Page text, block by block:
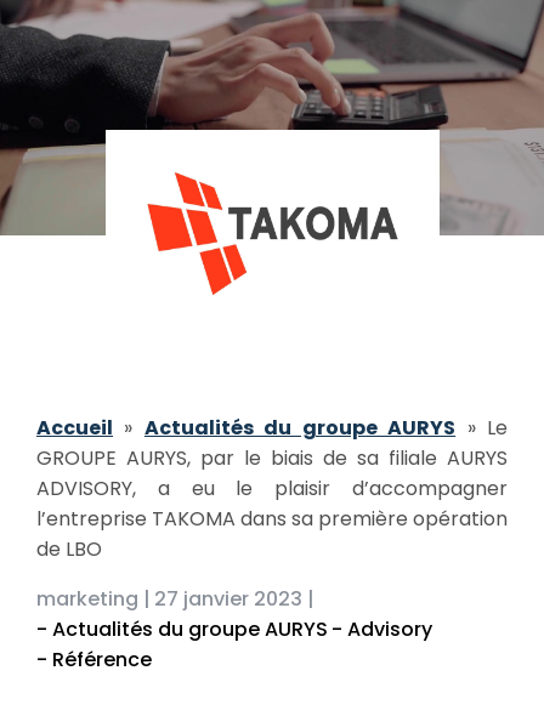
Accueil » Actualités du groupe AURYS » Le
GROUPE AURYS, par le biais de sa filiale AURYS
ADVISORY, a eu le plaisir d’accompagner
l’entreprise TAKOMA dans sa première opération
de LBO
marketing | 27 janvier 2023 |
- Actualités du groupe AURYS - Advisory
- Référence